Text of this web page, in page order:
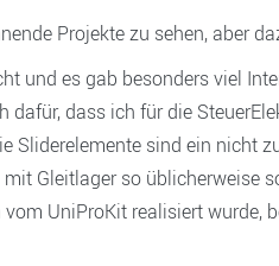
Projekte zu sehen, aber
und es gab besonders viel
dafür, dass ich für die
Sliderelemente sind ein nicht
Gleitlager so üblicherweise
UniProKit realisiert wurde,